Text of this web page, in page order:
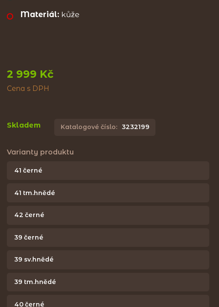
Materiál: kůže
2 999 Kč
Cena s DPH
Skladem Katalogové číslo: 3232199
Varianty produktu
41 černé
41 tm.hnědé
42 černé
39 černé
39 sv.hnědé
39 tm.hnědé
40 černé